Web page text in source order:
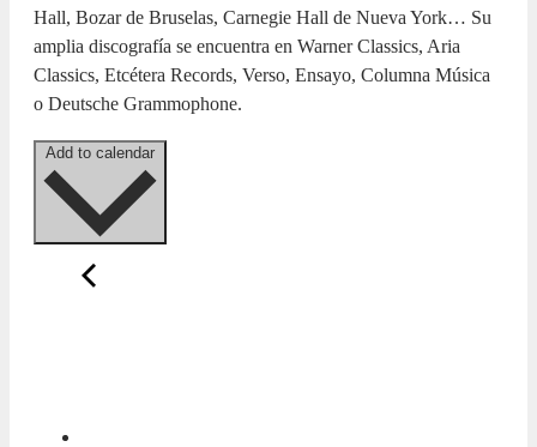
Hall, Bozar de Bruselas, Carnegie Hall de Nueva York… Su
amplia discografía se encuentra en Warner Classics, Aria
Classics, Etcétera Records, Verso, Ensayo, Columna Música
o Deutsche Grammophone.